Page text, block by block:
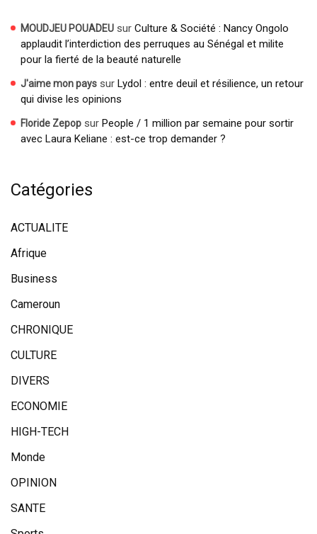
MOUDJEU POUADEU sur Culture & Société : Nancy Ongolo
applaudit l’interdiction des perruques au Sénégal et milite
pour la fierté de la beauté naturelle
J'aime mon pays sur Lydol : entre deuil et résilience, un retour
qui divise les opinions
Floride Zepop sur People / 1 million par semaine pour sortir
avec Laura Keliane : est-ce trop demander ?
Catégories
ACTUALITE
Afrique
Business
Cameroun
CHRONIQUE
CULTURE
DIVERS
ECONOMIE
HIGH-TECH
Monde
OPINION
SANTE